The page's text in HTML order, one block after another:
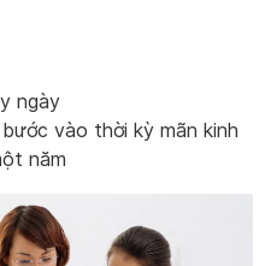
ngày
vào thời kỳ mãn kinh
năm